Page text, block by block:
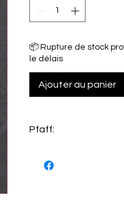
📦 Rupture de stock
le délais
Ajouter au panier
Pfaff: